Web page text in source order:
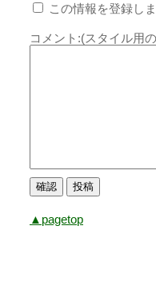
この情報を登録し
コメント:(スタイル用
▲pagetop